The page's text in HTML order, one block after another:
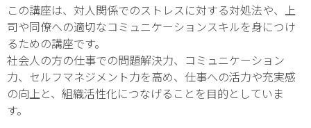
この講座は、対人関係でのストレスに対する対処法や、上
司や同僚への適切なコミュニケーションスキルを身につけ
るための講座です。
社会人の方の仕事での問題解決力、コミュニケーション
力、セルフマネジメント力を高め、仕事への活力や充実感
の向上と、組織活性化につなげることを目的としていま
す。